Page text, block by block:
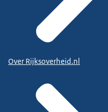
Over Rijksoverheid.nl